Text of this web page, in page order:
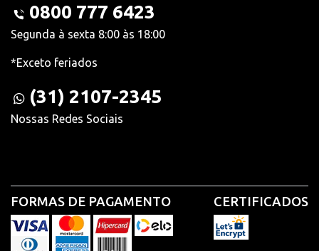
0800 777 6423
Segunda à sexta 8:00 às 18:00
*Exceto feriados
(31) 2107-2345
Nossas Redes Sociais
FORMAS DE PAGAMENTO CERTIFICADOS